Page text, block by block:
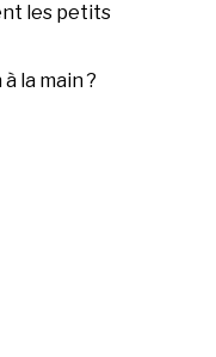
les petits
la main ?